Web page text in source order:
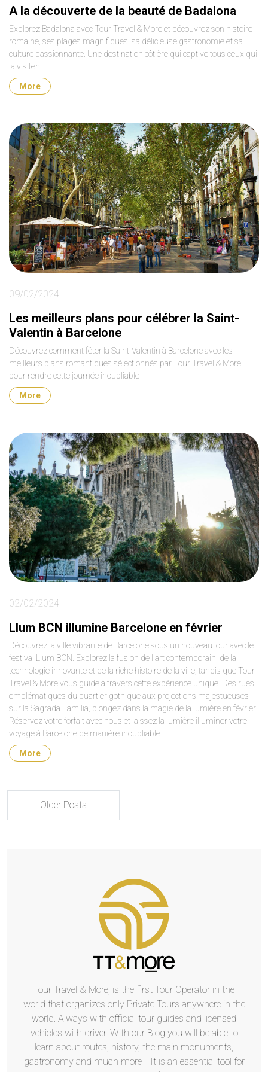
Tour Travel & More, is the first Tour Operator in the
world that organizes only Private Tours anywhere in the
world. Always with official tour guides and licensed
vehicles with driver. With our Blog you will be able to
learn about routes, history, the main monuments,
gastronomy and much more !! It is an essential tool for
A la découverte de la beauté de Badalona
Explorez Badalona avec Tour Travel & More et découvrez son histoire
romaine, ses plages magnifiques, sa délicieuse gastronomie et sa
culture passionnante. Une destination côtière qui captive tous ceux qui
la visitent.
More
09/02/2024
Les meilleurs plans pour célébrer la Saint-
Valentin à Barcelone
Découvrez comment fêter la Saint-Valentin à Barcelone avec les
meilleurs plans romantiques sélectionnés par Tour Travel & More
pour rendre cette journée inoubliable !
More
02/02/2024
Llum BCN illumine Barcelone en février
Découvrez la ville vibrante de Barcelone sous un nouveau jour avec le
festival Llum BCN. Explorez la fusion de l'art contemporain, de la
technologie innovante et de la riche histoire de la ville, tandis que Tour
Travel & More vous guide à travers cette expérience unique. Des rues
emblématiques du quartier gothique aux projections majestueuses
sur la Sagrada Familia, plongez dans la magie de la lumière en février.
Réservez votre forfait avec nous et laissez la lumière illuminer votre
voyage à Barcelone de manière inoubliable.
More
Older Posts